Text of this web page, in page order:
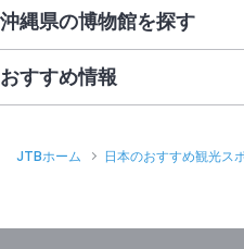
沖縄県の博物館を探す
おすすめ情報
JTBホーム 日本のおすすめ観光ス